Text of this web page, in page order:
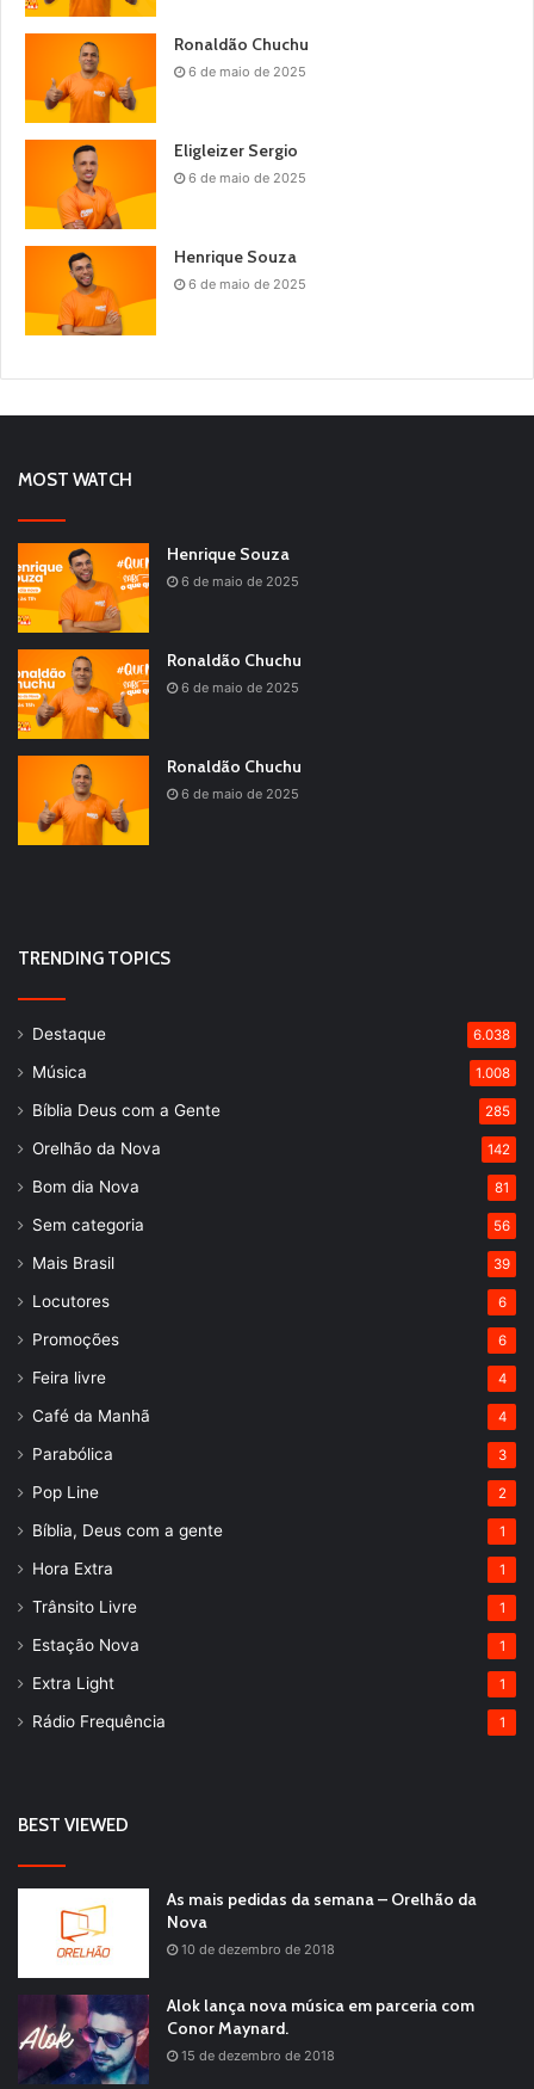
Ronaldão Chuchu
6 de maio de 2025
Eligleizer Sergio
6 de maio de 2025
Henrique Souza
6 de maio de 2025
MOST WATCH
Henrique Souza
6 de maio de 2025
Ronaldão Chuchu
6 de maio de 2025
Ronaldão Chuchu
6 de maio de 2025
TRENDING TOPICS
Destaque 6.038
Música 1.008
Bíblia Deus com a Gente 285
Orelhão da Nova 142
Bom dia Nova 81
Sem categoria 56
Mais Brasil 39
Locutores 6
Promoções 6
Feira livre 4
Café da Manhã 4
Parabólica 3
Pop Line 2
Bíblia, Deus com a gente 1
Hora Extra 1
Trânsito Livre 1
Estação Nova 1
Extra Light 1
Rádio Frequência 1
BEST VIEWED
As mais pedidas da semana – Orelhão da
Nova
10 de dezembro de 2018
Alok lança nova música em parceria com
Conor Maynard.
15 de dezembro de 2018